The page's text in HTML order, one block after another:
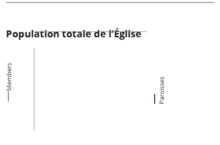
Population totale de l’Église
Members Paroisses